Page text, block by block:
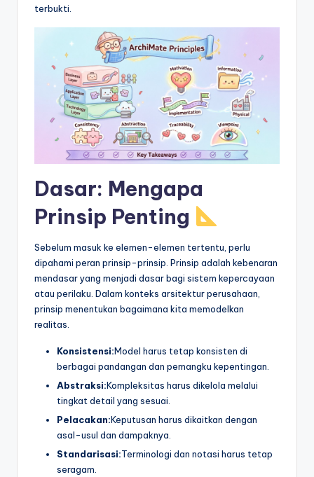
terbukti.
Dasar: Mengapa
Prinsip Penting
Sebelum masuk ke elemen-elemen tertentu, perlu
dipahami peran prinsip-prinsip. Prinsip adalah kebenaran
mendasar yang menjadi dasar bagi sistem kepercayaan
atau perilaku. Dalam konteks arsitektur perusahaan,
prinsip menentukan bagaimana kita memodelkan
realitas.
Konsistensi:Model harus tetap konsisten di
berbagai pandangan dan pemangku kepentingan.
Abstraksi:Kompleksitas harus dikelola melalui
tingkat detail yang sesuai.
Pelacakan:Keputusan harus dikaitkan dengan
asal-usul dan dampaknya.
Standarisasi:Terminologi dan notasi harus tetap
seragam.